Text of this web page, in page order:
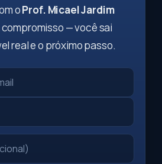
oProf. Micael Jardim
compromisso — você sai
real e o próximo passo.